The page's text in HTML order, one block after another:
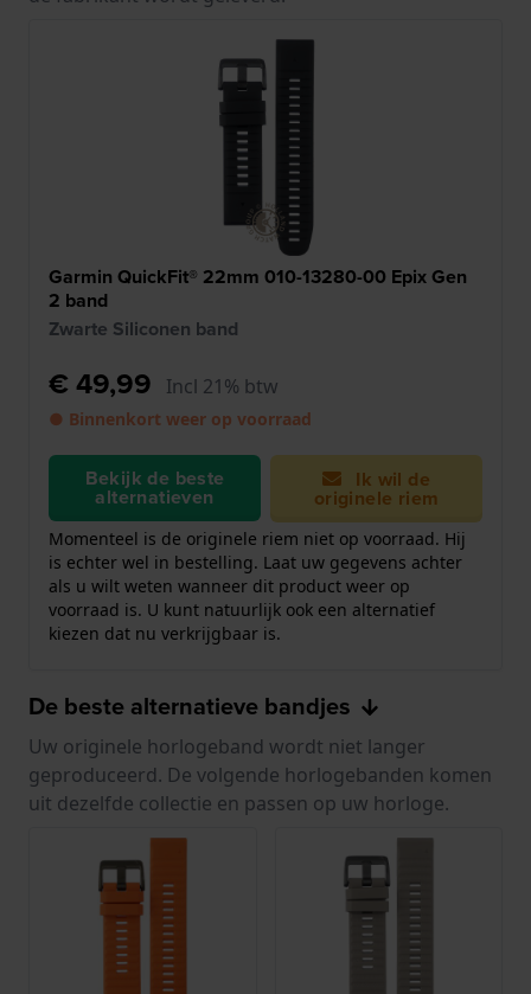
Garmin QuickFit® 22mm 010-13280-00 Epix Gen
2 band
Zwarte Siliconen band
€ 49,99 Incl 21% btw
● Binnenkort weer op voorraad
Bekijk de beste
alternatieven
Ik wil de
originele riem
Momenteel is de originele riem niet op voorraad. Hij
is echter wel in bestelling. Laat uw gegevens achter
als u wilt weten wanneer dit product weer op
voorraad is. U kunt natuurlijk ook een alternatief
kiezen dat nu verkrijgbaar is.
De beste alternatieve bandjes
Uw originele horlogeband wordt niet langer
geproduceerd. De volgende horlogebanden komen
uit dezelfde collectie en passen op uw horloge.